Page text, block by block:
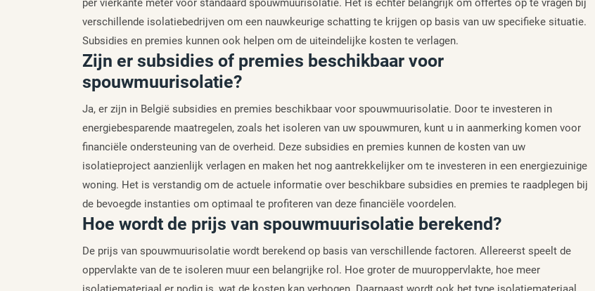
verschillende isolatiebedrijven om een nauwkeurige schatting te krijgen op basis van uw specifieke situatie.
Subsidies en premies kunnen ook helpen om de uiteindelijke kosten te verlagen.
Zijn er subsidies of premies beschikbaar voor
spouwmuurisolatie?
Ja, er zijn in België subsidies en premies beschikbaar voor spouwmuurisolatie. Door te investeren in
energiebesparende maatregelen, zoals het isoleren van uw spouwmuren, kunt u in aanmerking komen voor
financiële ondersteuning van de overheid. Deze subsidies en premies kunnen de kosten van uw
isolatieproject aanzienlijk verlagen en maken het nog aantrekkelijker om te investeren in een energiezuinige
woning. Het is verstandig om de actuele informatie over beschikbare subsidies en premies te raadplegen bij
de bevoegde instanties om optimaal te profiteren van deze financiële voordelen.
Hoe wordt de prijs van spouwmuurisolatie berekend?
De prijs van spouwmuurisolatie wordt berekend op basis van verschillende factoren. Allereerst speelt de
oppervlakte van de te isoleren muur een belangrijke rol. Hoe groter de muuroppervlakte, hoe meer